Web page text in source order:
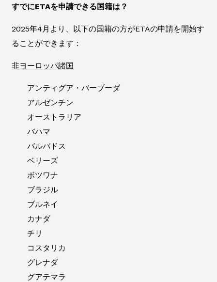
すでにETAを申請できる国籍は？
2025年4月より、以下の国籍の方がETAの申請を開始す
ることができます：
非ヨーロッパ諸国
アンティグア・バーブーダ
アルゼンチン
オーストラリア
バハマ
バルバドス
ベリーズ
ボツワナ
ブラジル
ブルネイ
カナダ
チリ
コスタリカ
グレナダ
グアテマラ